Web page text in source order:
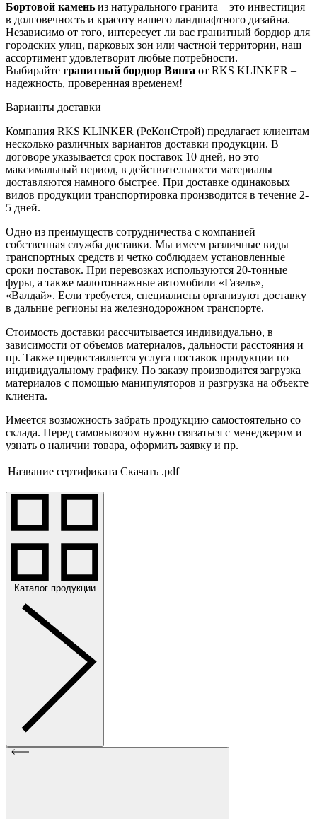
Бортовой камень из натурального гранита – это инвестиция
в долговечность и красоту вашего ландшафтного дизайна.
Независимо от того, интересует ли вас гранитный бордюр для
городских улиц, парковых зон или частной территории, наш
ассортимент удовлетворит любые потребности.
Выбирайте гранитный бордюр Винга от RKS KLINKER –
надежность, проверенная временем!
Варианты доставки
Компания RKS KLINKER (РеКонСтрой) предлагает клиентам
несколько различных вариантов доставки продукции. В
договоре указывается срок поставок 10 дней, но это
максимальный период, в действительности материалы
доставляются намного быстрее. При доставке одинаковых
видов продукции транспортировка производится в течение 2-
5 дней.
Одно из преимуществ сотрудничества с компанией —
собственная служба доставки. Мы имеем различные виды
транспортных средств и четко соблюдаем установленные
сроки поставок. При перевозках используются 20-тонные
фуры, а также малотоннажные автомобили «Газель»,
«Валдай». Если требуется, специалисты организуют доставку
в дальние регионы на железнодорожном транспорте.
Стоимость доставки рассчитывается индивидуально, в
зависимости от объемов материалов, дальности расстояния и
пр. Также предоставляется услуга поставок продукции по
индивидуальному графику. По заказу производится загрузка
материалов с помощью манипуляторов и разгрузка на объекте
клиента.
Имеется возможность забрать продукцию самостоятельно со
склада. Перед самовывозом нужно связаться с менеджером и
узнать о наличии товара, оформить заявку и пр.
Название сертификата Скачать .pdf
Каталог продукции